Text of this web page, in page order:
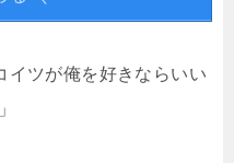
イツが俺を好きならいい